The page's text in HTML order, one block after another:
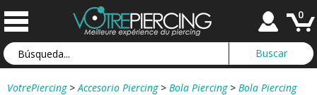
0
VotrePiercing > Accesorio Piercing > Bola Piercing > Bola Piercing